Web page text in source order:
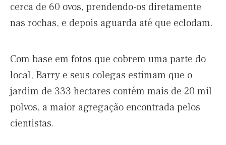
cerca de 60 ovos, prendendo-os diretamente
nas rochas, e depois aguarda até que eclodam.
Com base em fotos que cobrem uma parte do
local, Barry e seus colegas estimam que o
jardim de 333 hectares contém mais de 20 mil
polvos, a maior agregação encontrada pelos
cientistas.